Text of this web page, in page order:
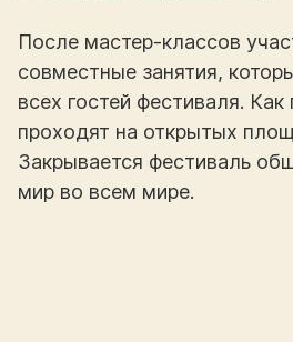
После мастер-классов
совместные занятия,
всех гостей фестиваля. Как
проходят на открытых
Закрывается фестиваль
мир во всем мире.